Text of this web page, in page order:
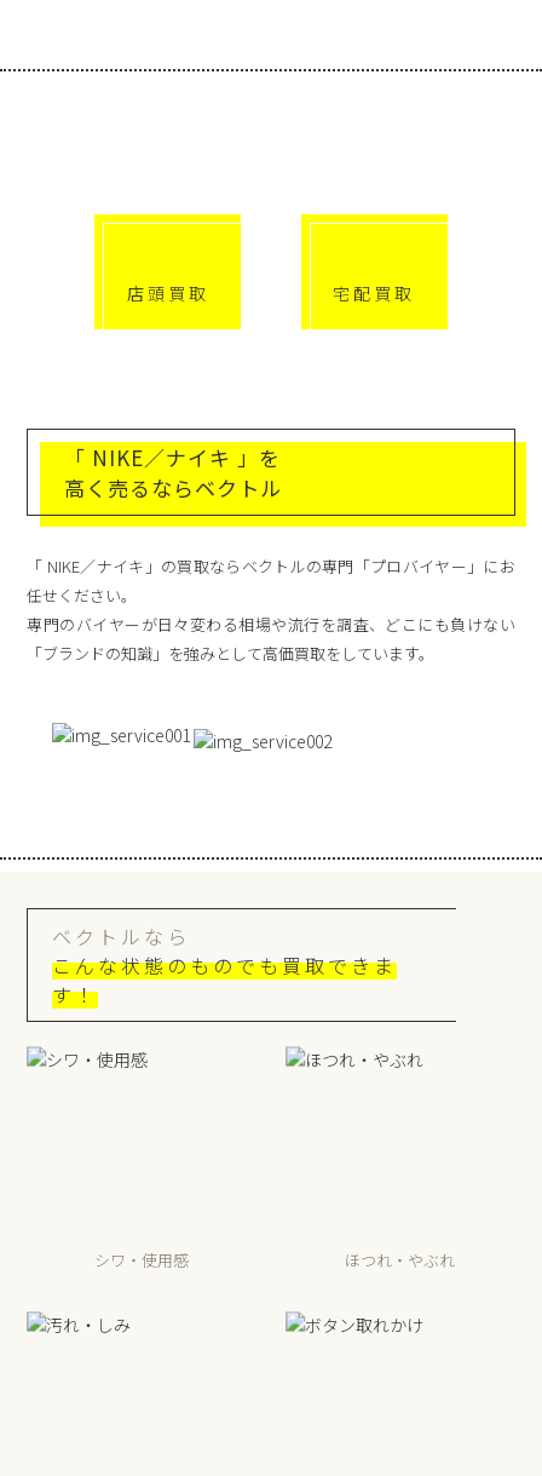
店頭買取 宅配買取
「 NIKE／ナイキ 」を
高く売るならベクトル
「 NIKE／ナイキ」の買取ならベクトルの専門「プロバイヤー」にお
任せください。
専門のバイヤーが日々変わる相場や流行を調査、どこにも負けない
「ブランドの知識」を強みとして高価買取をしています。
ベクトルなら
こんな状態のものでも買取できま
す！
シワ・使用感 ほつれ・やぶれ